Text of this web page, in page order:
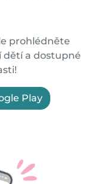
prohlédněte
dětí a dostupné
Play